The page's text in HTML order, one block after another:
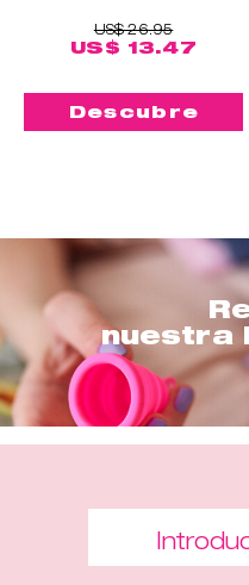
US$ 26.95
US$ 13.47
Descubre
nuestra